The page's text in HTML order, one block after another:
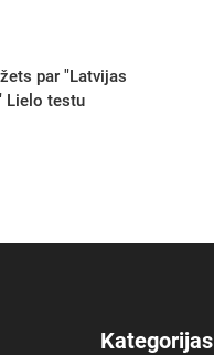
par "Latvijas
Lielo testu
Kategorijas